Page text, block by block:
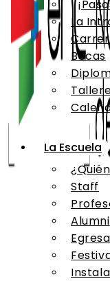
La
Becas
La Escuela
Staff
Alumni